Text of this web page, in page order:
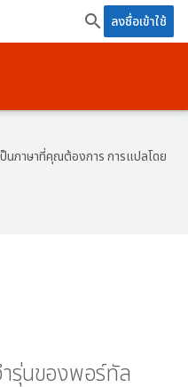
ลงชื่อเข้าใช้
ป็นภาษาที่คุณต้องการ การแปลโดย
รุ่นของพอร์ทัล